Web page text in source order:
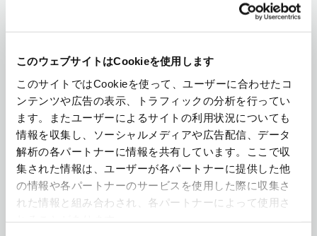
このウェブサイトはCookieを使用します
このサイトではCookieを使って、ユーザーに合わせたコ
ンテンツや広告の表示、トラフィックの分析を行ってい
ます。またユーザーによるサイトの利用状況についても
情報を収集し、ソーシャルメディアや広告配信、データ
解析の各パートナーに情報を共有しています。ここで収
集された情報は、ユーザーが各パートナーに提供した他
の情報や各パートナーのサービスを使用した際に収集さ
れた情報と組み合わされ、各パートナーによって使用さ
支え・基礎不要の大 型陸上風車建設
用 タワークレーン
クライミングクレーン - ビ
ルマンシリーズ